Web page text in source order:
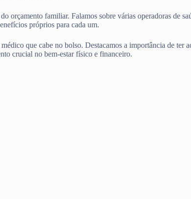
do orçamento familiar. Falamos sobre várias
próprios para cada um.
que cabe no bolso. Destacamos a importância de ter
crucial no bem-estar físico e financeiro.